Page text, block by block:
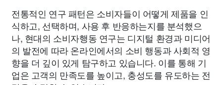
전통적인 연구 패턴은 소비자들이 어떻게 제품을 인
식하고, 선택하며, 사용 후 반응하는지를 분석했으
나, 현대의 소비자행동 연구는 디지털 환경과 미디어
의 발전에 따라 온라인에서의 소비 행동과 사회적 영
향을 더 깊이 있게 탐구하고 있습니다. 이를 통해 기
업은 고객의 만족도를 높이고, 충성도를 유도하는 전